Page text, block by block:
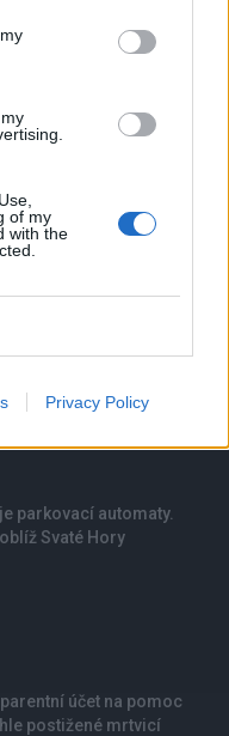
of my
with the
Privacy Policy
nabízí výborné
parkovací automaty.
Svaté Hory
účet na pomoc
postižené mrtvicí